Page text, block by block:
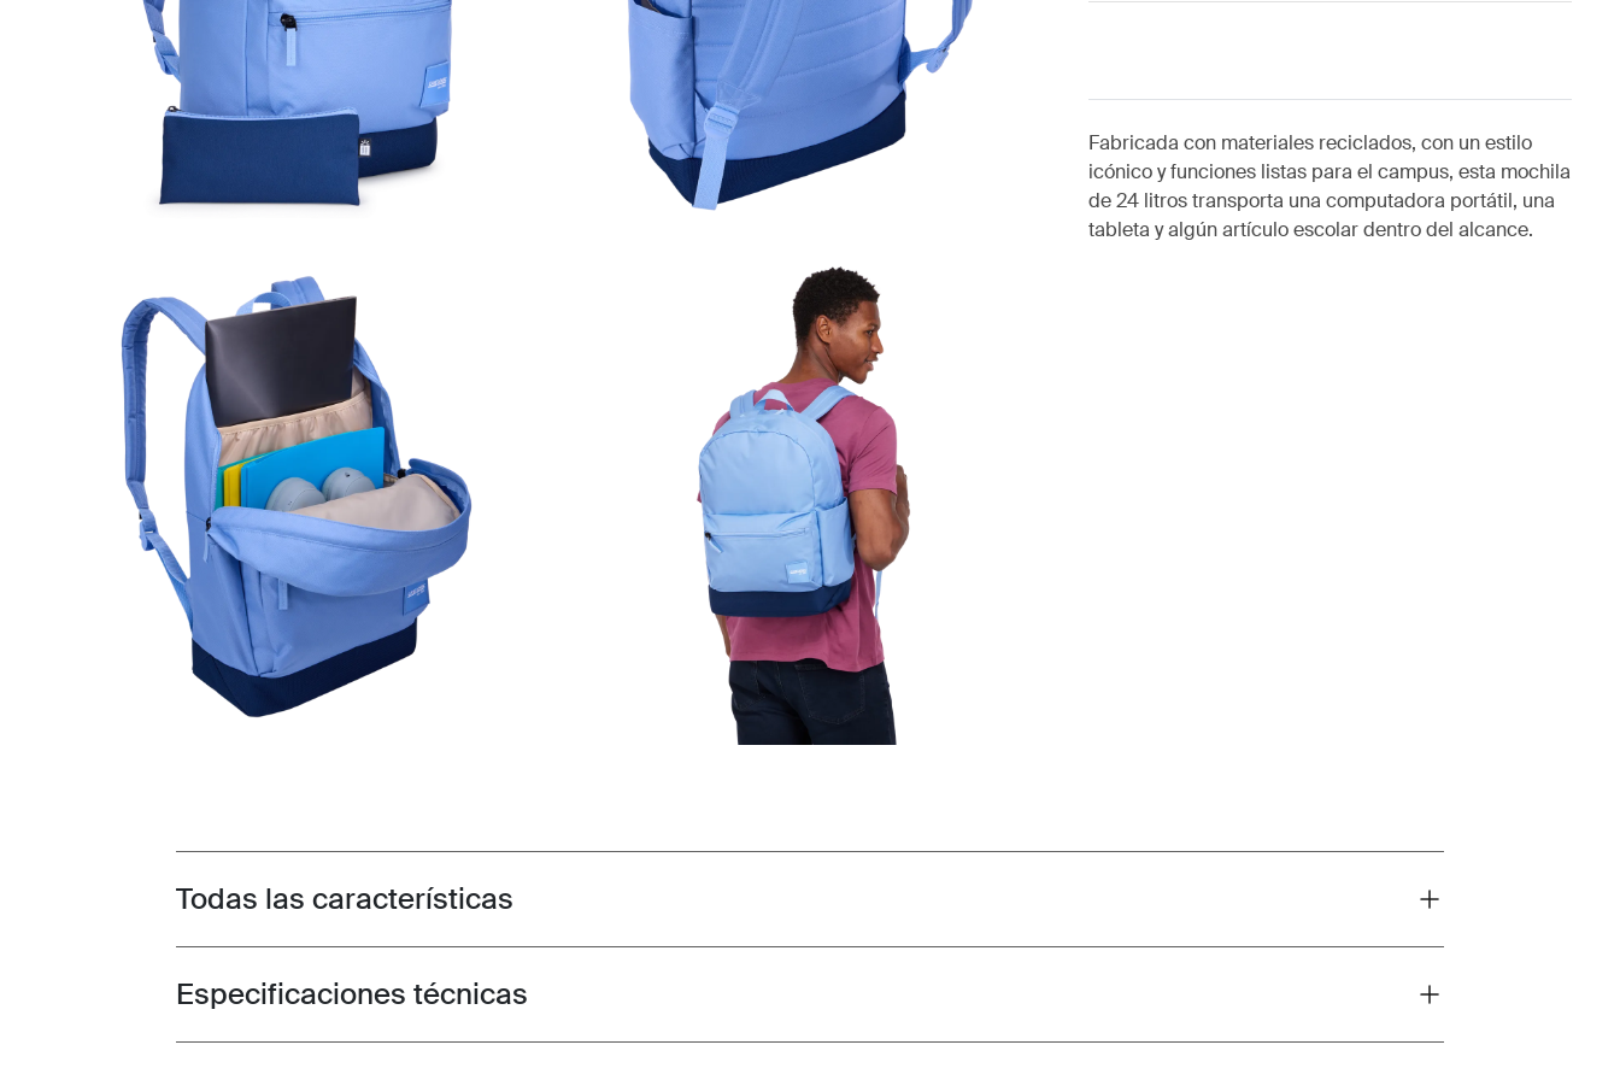
Fabricada con materiales reciclados, con un estilo
icónico y funciones listas para el campus, esta mochila
de 24 litros transporta una computadora portátil, una
tableta y algún artículo escolar dentro del alcance.
Toggle features
Todas las características
Toggle techspec
Especificaciones técnicas